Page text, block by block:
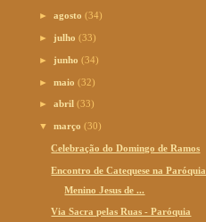
►agosto(34)
► julho(33)
► junho(34)
►maio(32)
►abril(33)
▼março(30)
Celebração do Domingo de Ramos
Encontro de Catequese na Paróquia
Menino Jesus de ...
Via Sacra pelas Ruas - Paróquia